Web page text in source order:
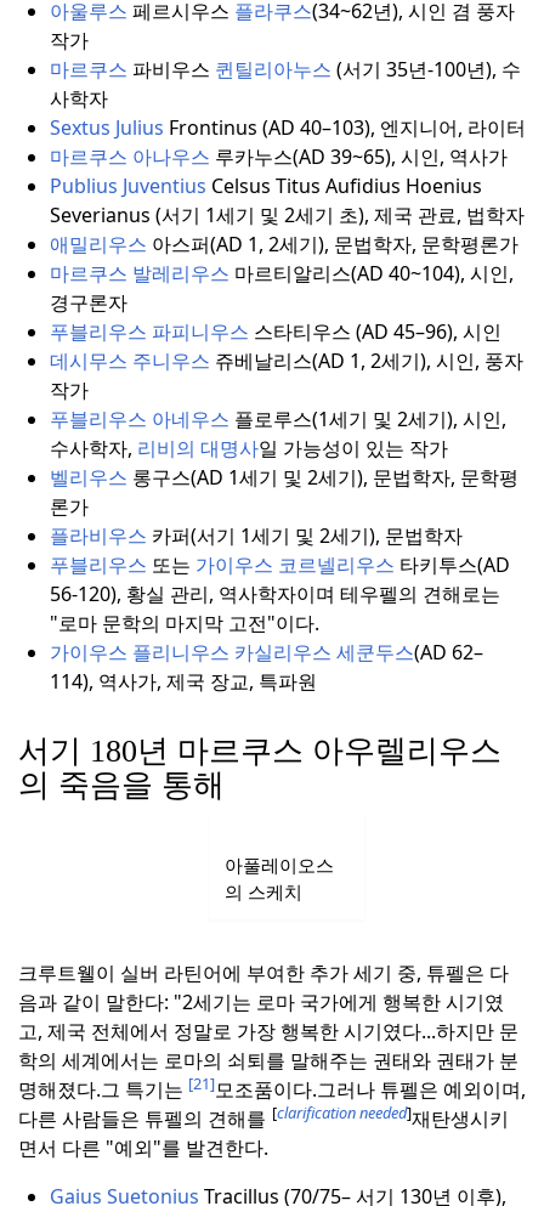
아울루스 페르시우스 플라쿠스(34~62년), 시인 겸 풍자
작가
마르쿠스 파비우스 퀸틸리아누스 (서기 35년-100년), 수
사학자
Sextus Julius Frontinus (AD 40–103), 엔지니어, 라이터
마르쿠스 아나우스 루카누스(AD 39~65), 시인, 역사가
Publius Juventius Celsus Titus Aufidius Hoenius
Severianus (서기 1세기 및 2세기 초), 제국 관료, 법학자
애밀리우스 아스퍼(AD 1, 2세기), 문법학자, 문학평론가
마르쿠스 발레리우스 마르티알리스(AD 40~104), 시인,
경구론자
푸블리우스 파피니우스 스타티우스 (AD 45–96), 시인
데시무스 주니우스 쥬베날리스(AD 1, 2세기), 시인, 풍자
작가
푸블리우스 아네우스 플로루스(1세기 및 2세기), 시인,
수사학자, 리비의 대명사일 가능성이 있는 작가
벨리우스 롱구스(AD 1세기 및 2세기), 문법학자, 문학평
론가
플라비우스 카퍼(서기 1세기 및 2세기), 문법학자
푸블리우스 또는 가이우스 코르넬리우스 타키투스(AD
56-120), 황실 관리, 역사학자이며 테우펠의 견해로는
"로마 문학의 마지막 고전"이다.
가이우스 플리니우스 카실리우스 세쿤두스(AD 62–
114), 역사가, 제국 장교, 특파원
서기 180년 마르쿠스 아우렐리우스
의 죽음을 통해
아풀레이오스
의 스케치
크루트웰이 실버 라틴어에 부여한 추가 세기 중, 튜펠은 다
음과 같이 말한다: "2세기는 로마 국가에게 행복한 시기였
고, 제국 전체에서 정말로 가장 행복한 시기였다...하지만 문
학의 세계에서는 로마의 쇠퇴를 말해주는 권태와 권태가 분
명해졌다.그 특기는 [21]모조품이다.그러나 튜펠은 예외이며,
다른 사람들은 튜펠의 견해를 [clarification needed]재탄생시키
면서 다른 "예외"를 발견한다.
Gaius Suetonius Tracillus (70/75– 서기 130년 이후),